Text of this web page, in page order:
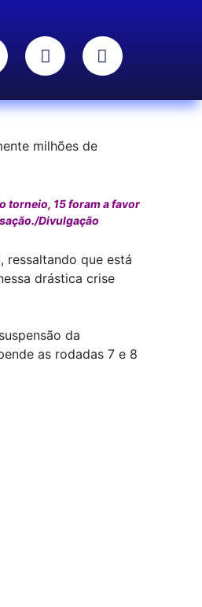
milhões de
torneio, 15 foram a favor
Divulgação
ressaltando que está
drástica crise
da
as rodadas 7 e 8